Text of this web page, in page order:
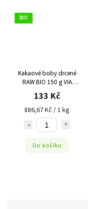
BIO
Kakaové boby drcené
RAW BIO 150 g VIA
NATURAE
133 Kč
886,67 Kč / 1 kg
Do košíku